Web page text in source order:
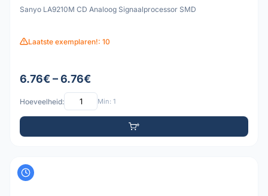
Sanyo LA9210M CD Analoog Signaalprocessor SMD
Laatste exemplaren!: 10
6.76€ – 6.76€
Hoeveelheid: Min: 1